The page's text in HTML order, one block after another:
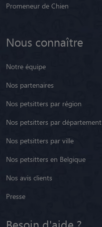
Promeneur de Chien
Nous connaître
Notre équipe
Nos partenaires
Nos petsitters par région
Nos petsitters par département
Nos petsitters par ville
Nos petsitters en Belgique
Nos avis clients
Presse